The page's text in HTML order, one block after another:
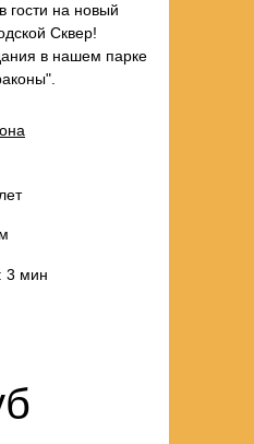
гости на новый
Сквер!
в нашем парке
3 мин